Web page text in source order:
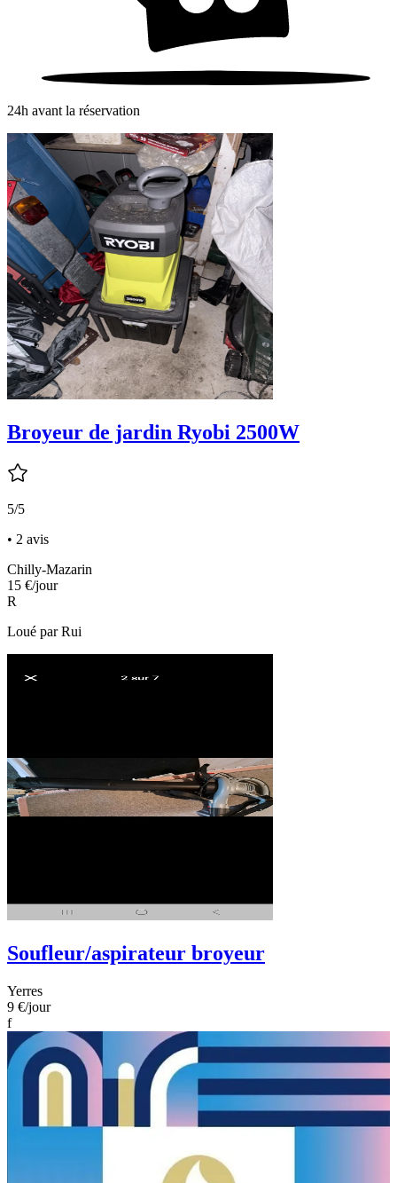
24h avant la réservation
Broyeur de jardin Ryobi 2500W
5/5
• 2 avis
Chilly-Mazarin
15 €/jour
R
Loué parRui
Soufleur/aspirateur broyeur
Yerres
9 €/jour
f